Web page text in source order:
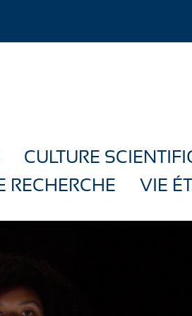
CULTURE
RECHERCHE
VIE